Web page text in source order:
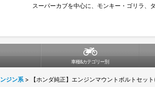
スーパーカブを中心に、モンキー・ゴリラ、
車種&カテゴリー別
ジン系 > 【ホンダ純正】エンジンマウントボルトセッ